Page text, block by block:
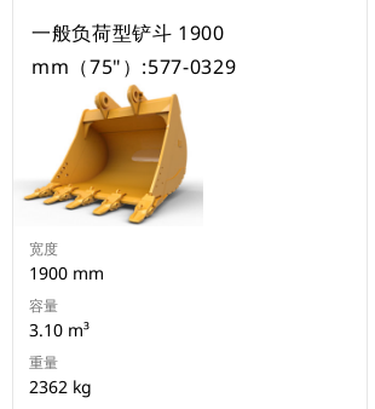
一般负荷型铲斗 1900
mm（75"）:577-0329
宽度
1900 mm
容量
3.10 m³
重量
2362 kg